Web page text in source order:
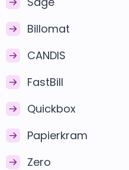
Billomat
CANDIS
FastBill
Quickbox
Papierkram
Zero